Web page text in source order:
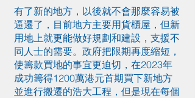
有了新的地方，以後就不會那麼容易被
逼遷了，目前地方主要用貨櫃屋，但新
用地上就更能做好規劃和建設，支援不
同人士的需要。政府把限期再度縮短，
使籌款買地的事宜更迫切，在2023年
成功籌得1200萬港元首期買下新地方
並進行搬遷的浩大工程，但是現在每個